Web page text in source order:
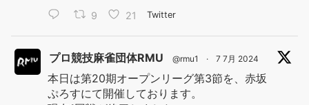
9 21 Twitter
プロ競技麻雀団体RMU @rmu1 · 7 7月 2024
本日は第20期オープンリーグ第3節を、赤坂
ぷろすにて開催しております。